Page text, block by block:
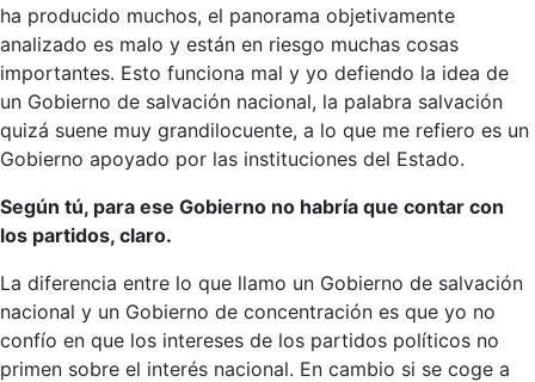
ha producido muchos, el panorama objetivamente
analizado es malo y están en riesgo muchas cosas
importantes. Esto funciona mal y yo defiendo la idea de
un Gobierno de salvación nacional, la palabra salvación
quizá suene muy grandilocuente, a lo que me refiero es un
Gobierno apoyado por las instituciones del Estado.
Según tú, para ese Gobierno no habría que contar con
los partidos, claro.
La diferencia entre lo que llamo un Gobierno de salvación
nacional y un Gobierno de concentración es que yo no
confío en que los intereses de los partidos políticos no
primen sobre el interés nacional. En cambio si se coge a